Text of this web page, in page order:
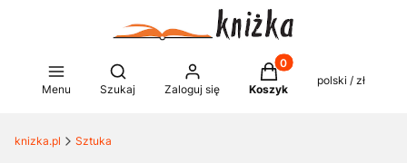
Menu
Otwórz wyszukiwarkę
Szukaj Zaloguj się
Produkty w koszyku:
Koszyk
polski / zł
knizka.pl Sztuka